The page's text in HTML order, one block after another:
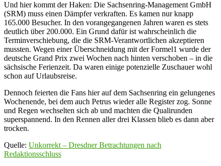
Und hier kommt der Haken: Die Sachsenring-Management GmbH
(SRM) muss einen Dämpfer verkraften. Es kamen nur knapp
165.000 Besucher. In den vorangegangenen Jahren waren es stets
deutlich über 200.000. Ein Grund dafür ist wahrscheinlich die
Terminverschiebung, die die SRM-Verantwortlichen akzeptieren
mussten. Wegen einer Überschneidung mit der Formel1 wurde der
deutsche Grand Prix zwei Wochen nach hinten verschoben – in die
sächsische Ferienzeit. Da waren einige potenzielle Zuschauer wohl
schon auf Urlaubsreise.
Dennoch feierten die Fans hier auf dem Sachsenring ein gelungenes
Wochenende, bei dem auch Petrus wieder alle Register zog. Sonne
und Regen wechselten sich ab und machten die Qualirunden
superspannend. In den Rennen aller drei Klassen blieb es dann aber
trocken.
Quelle: Unkorrekt – Dresdner Betrachtungen nach
Redaktionsschluss